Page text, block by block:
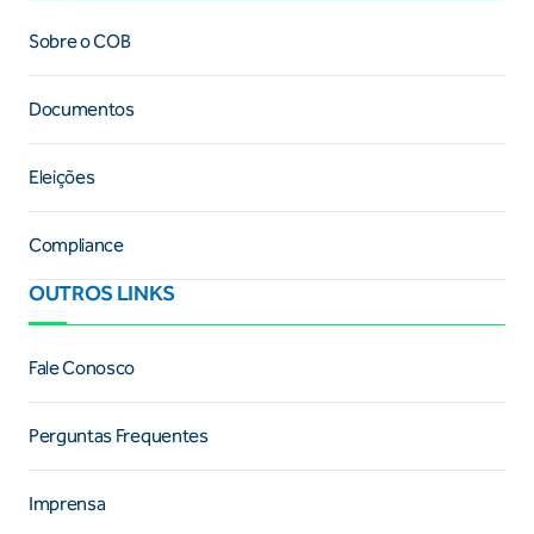
Sobre o COB
Documentos
Eleições
Compliance
OUTROS LINKS
Fale Conosco
Perguntas Frequentes
Imprensa